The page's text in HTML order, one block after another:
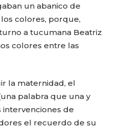
un abanico de
colores, porque,
a tucumana Beatriz
colores entre las
la maternidad, el
palabra que una y
intervenciones de
el recuerdo de su